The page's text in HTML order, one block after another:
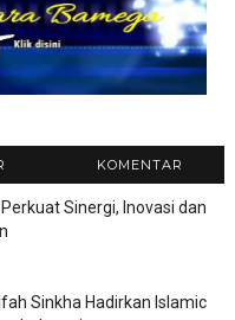
KOMENTAR
Sinergi, Inovasi dan
Sinkha Hadirkan Islamic